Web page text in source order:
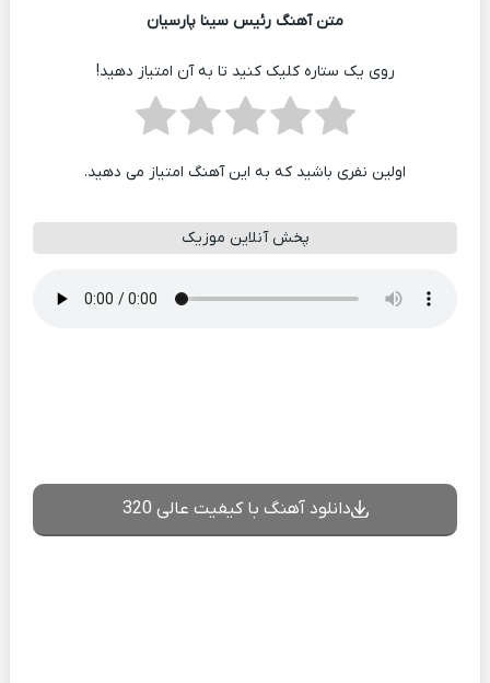
متن آهنگ رئیس سینا پارسیان
روی یک ستاره کلیک کنید تا به آن امتیاز دهید!
اولین نفری باشید که به این آهنگ امتیاز می دهید.
پخش آنلاین موزیک
دانلود آهنگ با کیفیت عالی 320